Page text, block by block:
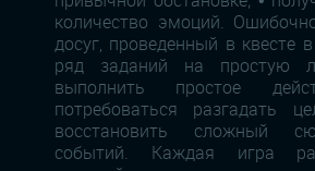
количество эмоций.
досуг, проведенный в квесте
ряд заданий на простую
выполнить простое
потребоваться разгадать
восстановить сложный
событий. Каждая игра